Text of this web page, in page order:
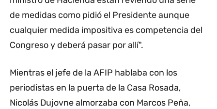
de medidas como pidió el Presidente aunque
cualquier medida impositiva es competencia del
Congreso y deberá pasar por allí".
Mientras el jefe de la AFIP hablaba con los
periodistas en la puerta de la Casa Rosada,
Nicolás Dujovne almorzaba con Marcos Peña,